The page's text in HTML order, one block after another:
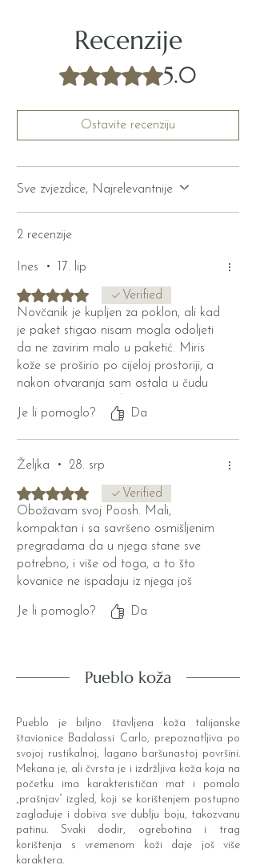
Recenzije
Ocijenjeno s 5 od 5 zvjezdica.
5.0
Ostavite recenziju
Sve zvjezdice, Najrelevantnije
2 recenzije
Ines • 17. lip
Ocijenjeno s 5 od 5 zvjezdica.
Verified
Novčanik je kupljen za poklon, ali kad
je paket stigao nisam mogla odoljeti
da ne zavirim malo u paketić. Miris
kože se proširio po cijeloj prostoriji, a
nakon otvaranja sam ostala u čudu
Izrada je tako precizna, a koža na
dodir nevjerojatno glatka. Iako malen
ima sasvim dovoljno pretinaca da
stane sve što je potrebno. Magnetini
gumbić je idealni završni touch.
Osoba koja je primila poklon nije
mogla sakriti veselje i dirnutost
personaliziranim citatom!
Je li pomoglo? Da
Željka • 28. srp
Ocijenjeno s 5 od 5 zvjezdica.
Verified
Obožavam svoj Poosh. Mali,
kompaktan i sa savršeno osmišljenim
pregradama da u njega stane sve
potrebno, i više od toga, a to što
kovanice ne ispadaju iz njega još
Je li pomoglo?
Da
Pueblo koža
Pueblo je biljno štavljena koža talijanske
štavionice Badalassi Carlo, prepoznatljiva po
svojoj rustikalnoj, lagano baršunastoj površini.
Mekana je, ali čvrsta je i izdržljiva koža koja na
početku ima karakterističan mat i pomalo
„prašnjav” izgled, koji se korištenjem postupno
zaglađuje i dobiva sve dublju boju, takozvanu
patinu. Svaki dodir, ogrebotina i trag
korištenja s vremenom koži daje još više
karaktera.